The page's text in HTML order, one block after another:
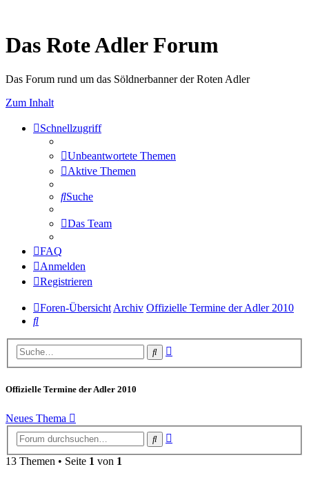
Das Rote Adler Forum
Das Forum rund um das Söldnerbanner der Roten Adler
Zum Inhalt
Schnellzugriff
Unbeantwortete Themen
Aktive Themen
Suche
Das Team
FAQ
Anmelden
Registrieren
Foren-Übersicht Archiv Offizielle Termine der Adler 2010
Suche
Suche
Offizielle Termine der Adler 2010
Neues Thema
Suche
13 Themen • Seite 1 von 1